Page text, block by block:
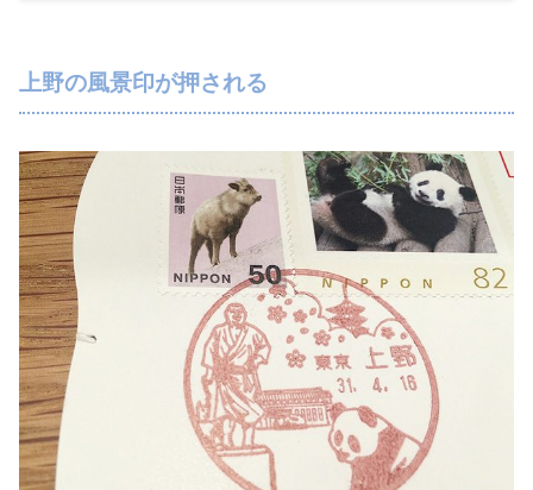
上野の風景印が押される